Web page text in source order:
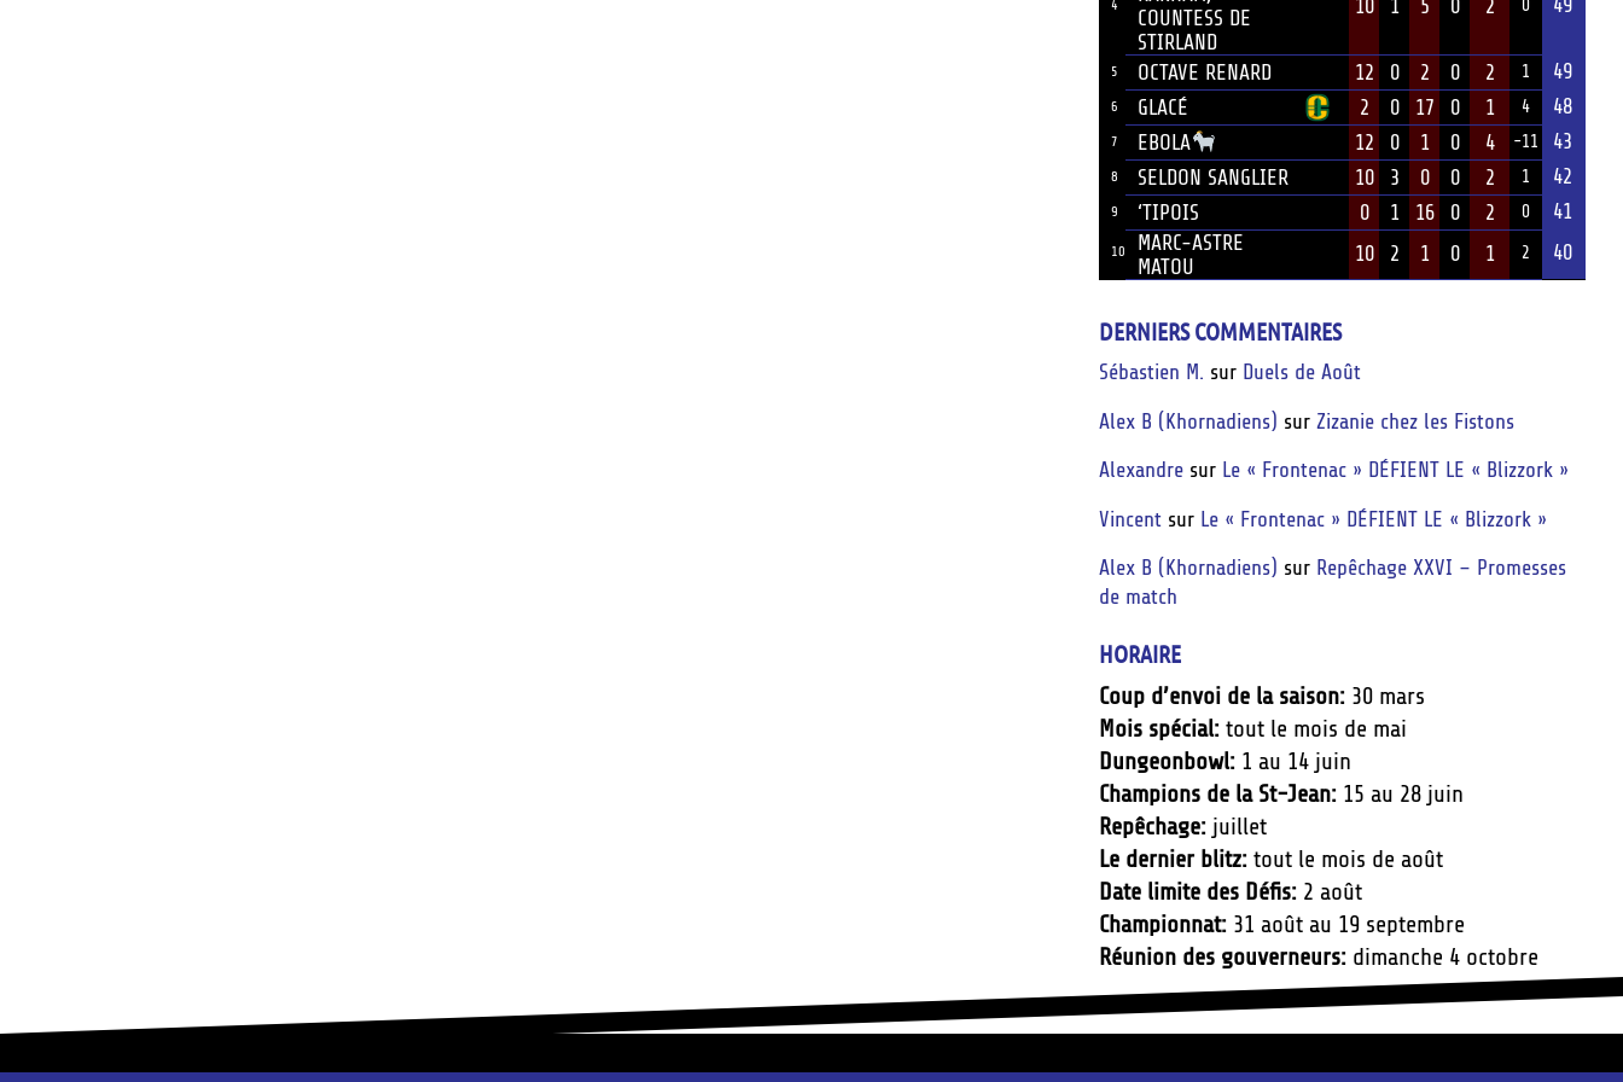
4
COUNTESS DE
STIRLAND
10 1 5 0 2 0 49
5 OCTAVE RENARD 12 0 2 0 2 1 49
6 GLACÉ 2 0 17 0 1 4 48
7 EBOLA 12 0 1 0 4 -11 43
8 SELDON SANGLIER 10 3 0 0 2 1 42
9 ‘TIPOIS 0 1 16 0 2 0 41
10
MARC-ASTRE
MATOU
10 2 1 0 1 2 40
DERNIERS COMMENTAIRES
Sébastien M. sur Duels de Août
Alex B (Khornadiens) surZizanie chez les Fistons
Alexandre sur Le « Frontenac » DÉFIENT LE « Blizzork »
Vincent sur Le « Frontenac » DÉFIENT LE « Blizzork »
Alex B (Khornadiens) sur Repêchage XXVI – Promesses
de match
HORAIRE
Coup d’envoi de la saison: 30 mars
Mois spécial: tout le mois de mai
Dungeonbowl: 1 au 14 juin
Champions de la St-Jean: 15 au 28 juin
Repêchage: juillet
Le dernier blitz: tout le mois de août
Date limite des Défis: 2 août
Championnat: 31 août au 19 septembre
Réunion des gouverneurs: dimanche 4 octobre